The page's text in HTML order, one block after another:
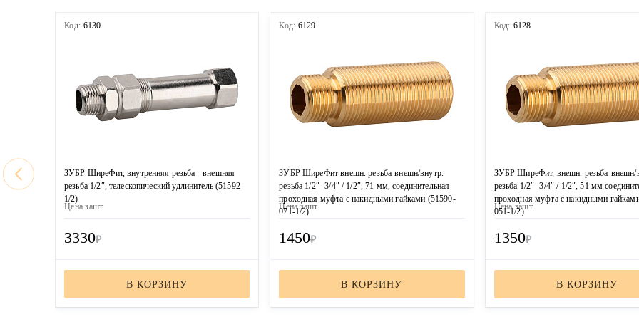
Код: 6130
ЗУБР ШиреФит, внутренняя резьба - внешняя
резьба 1/2″, телескопический удлинитель (51592-
1/2)
Цена зашт
3330₽
В КОРЗИНУ
Код: 6129
ЗУБР ШиреФит внешн. резьба-внешн/внутр.
резьба 1/2″- 3/4″ / 1/2″, 71 мм, соединительная
проходная муфта с накидными гайками (51590-
071-1/2)
Цена зашт
1450₽
В КОРЗИНУ
Код: 6128
ЗУБР ШиреФит, внешн. резьба-внешн/
резьба 1/2″- 3/4″ / 1/2″, 51 мм
проходная муфта с накидными
051-1/2)
Цена зашт
1350₽
В КОРЗИНУ